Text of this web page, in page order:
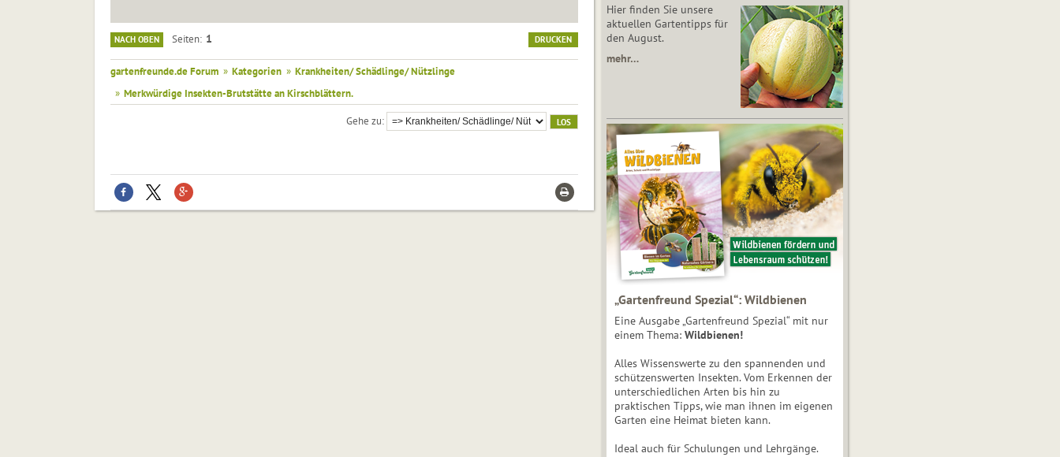
DRUCKEN
NACH OBEN Seiten 1
gartenfreunde.de Forum » Kategorien » Krankheiten/ Schädlinge/ Nützlinge
» Merkwürdige Insekten-Brutstätte an Kirschblättern.
Gehe zu
Hier finden Sie unsere
aktuellen Gartentipps für
den August.
mehr…
„Gartenfreund Spezial“: Wildbienen
Eine Ausgabe „Gartenfreund Spezial“ mit nur
einem Thema: Wildbienen!
Alles Wissenswerte zu den spannenden und
schützenswerten Insekten. Vom Erkennen der
unterschiedlichen Arten bis hin zu
praktischen Tipps, wie man ihnen im eigenen
Garten eine Heimat bieten kann.
Ideal auch für Schulungen und Lehrgänge.